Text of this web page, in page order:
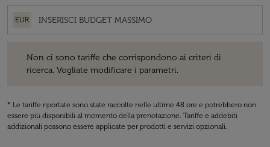
EUR
Non ci sono tariffe che corrispondono ai criteri di
ricerca. Vogliate modificare i parametri.
* Le tariffe riportate sono state raccolte nelle ultime 48 ore e potrebbero non
essere più disponibili al momento della prenotazione. Tariffe e addebiti
addizionali possono essere applicate per prodotti e servizi opzionali.